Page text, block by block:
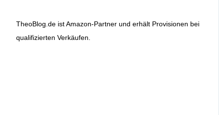
TheoBlog.de ist Amazon-Partner und erhält Provisionen bei
qualifizierten Verkäufen.